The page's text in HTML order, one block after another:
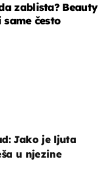
zablista? Beauty
često
Jako je ljuta
u njezine